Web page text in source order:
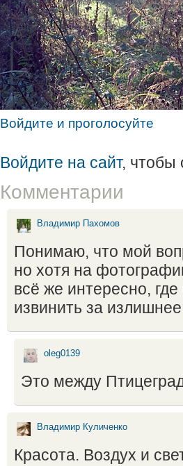
Войдите и проголосуйте
Войдите на сайт, чтобы
Комментарии
Владимир Пахомов
Понимаю, что мой
но хотя на
всё же интересно,
извинить за
oleg0139
Это между
Владимир Куличенко
Красота. Воздух и